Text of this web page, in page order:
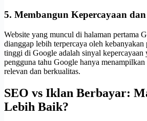
5. Membangun Kepercayaan
Website yang muncul di halaman pertama
dianggap lebih terpercaya oleh kebanyakan
tinggi di Google adalah sinyal kepercayaan
pengguna tahu Google hanya
relevan dan berkualitas.
SEO vs Iklan Berbayar:
Lebih Baik?